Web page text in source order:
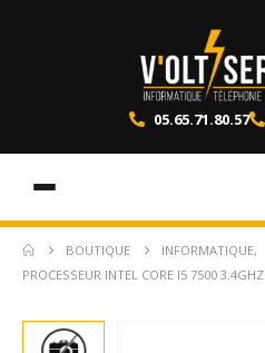
05.65.71.80.57
BOUTIQUE INFORMATIQUE,
PROCESSEUR INTEL CORE I5 7500 3.4GHZ